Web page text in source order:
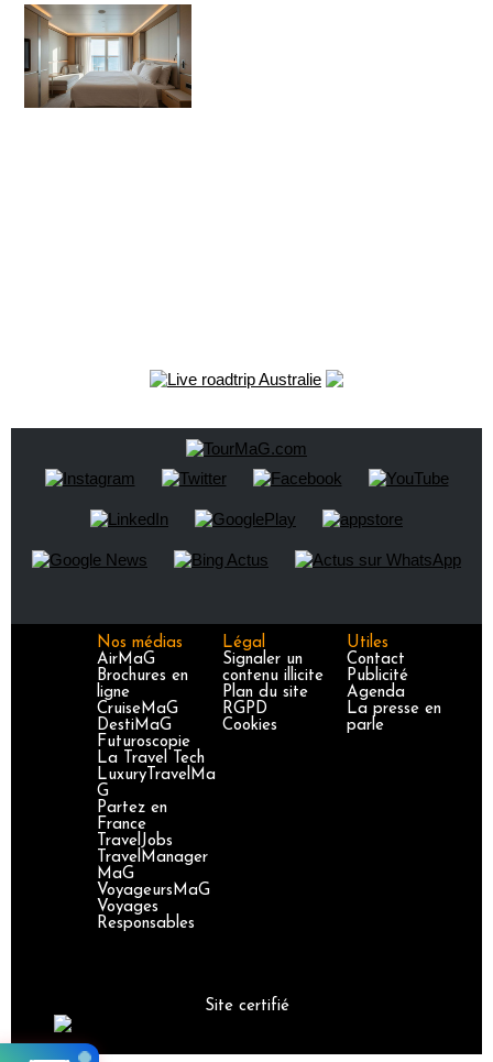
Nos médias
AirMaG
Brochures en
ligne
CruiseMaG
DestiMaG
Futuroscopie
La Travel Tech
LuxuryTravelMa
G
Partez en
France
TravelJobs
TravelManager
MaG
VoyageursMaG
Voyages
Responsables
Légal
Signaler un
contenu illicite
Plan du site
RGPD
Cookies
Utiles
Contact
Publicité
Agenda
La presse en
parle
Site certifié